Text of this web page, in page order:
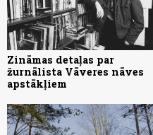
Zināmas detaļas par
žurnālista Vāveres nāves
apstākļiem